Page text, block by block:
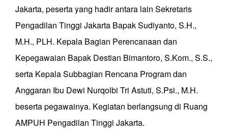
Jakarta, peserta yang hadir antara lain Sekretaris
Pengadilan Tinggi Jakarta Bapak Sudiyanto, S.H.,
M.H., PLH. Kepala Bagian Perencanaan dan
Kepegawaian Bapak Destian Bimantoro, S.Kom., S.S.,
serta Kepala Subbagian Rencana Program dan
Anggaran Ibu Dewi Nurqolbi Tri Astuti, S.Psi., M.H.
beserta pegawainya. Kegiatan berlangsung di Ruang
AMPUH Pengadilan Tinggi Jakarta.